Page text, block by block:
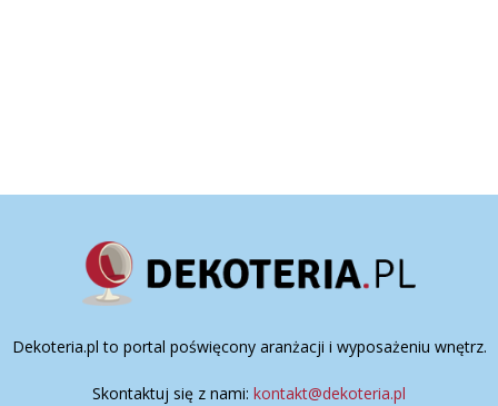
Dekoteria.pl to portal poświęcony aranżacji i wyposażeniu wnętrz.
Skontaktuj się z nami: kontakt@dekoteria.pl